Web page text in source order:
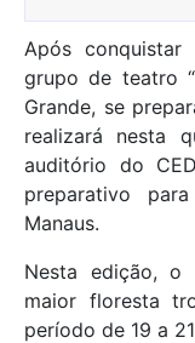
Após
grupo de teatro
Grande, se
realizará nesta
auditório do
preparativo
Manaus.
Nesta edição, o
maior floresta
período de 19 a